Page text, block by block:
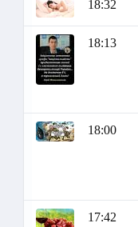
18:32
18:13
18:00
17:42